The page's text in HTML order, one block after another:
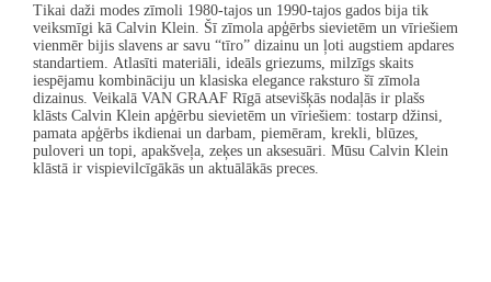
Tikai daži modes zīmoli 1980-tajos un 1990-tajos gados bija tik
veiksmīgi kā Calvin Klein . Šī zīmola apģērbs sievietēm un vīriešiem
vienmēr bijis slavens ar savu “tīro” dizainu un ļoti augstiem apdares
standartiem. Atlasīti materiāli, ideāls griezums , milzīgs skaits
iespējamu kombināciju un klasiska elegance raksturo šī zīmola
dizainus. Veikalā VAN GRAAF Rīgā atsevišķās nodaļās ir plašs
klāsts Calvin Klein apģērbu sievietēm un vīriešiem: tostarp džinsi,
pamata apģērbs ikdienai un darbam, piemēram, krekli, blūzes,
puloveri un topi, apakšveļa, zeķes un aksesuāri. Mūsu Calvin Klein
klāstā ir vispievilcīgākās un aktuālākās preces.